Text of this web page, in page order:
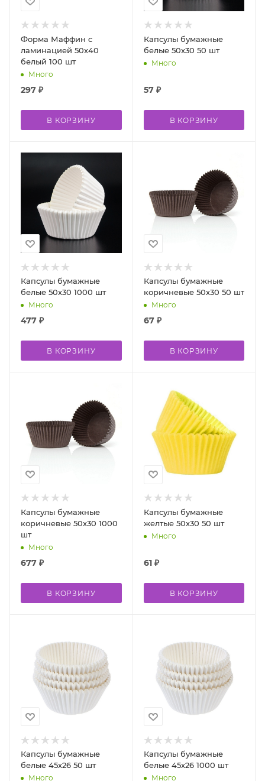
Форма Маффин c
ламинацией 50х40
белый 100 шт
Много
297 ₽
В КОРЗИНУ
Капсулы бумажные
белые 50х30 50 шт
Много
57₽
В КОРЗИНУ
Капсулы бумажные
белые 50х30 1000 шт
Много
477 ₽
В КОРЗИНУ
Капсулы бумажные
коричневые 50х30 50 шт
Много
67₽
В КОРЗИНУ
Капсулы бумажные
коричневые 50х30 1000
шт
Много
677 ₽
В КОРЗИНУ
Капсулы бумажные
желтые 50х30 50 шт
Много
61₽
В КОРЗИНУ
Капсулы бумажные
белые 45х26 50 шт
Много
Капсулы бумажные
белые 45х26 1000 шт
Много